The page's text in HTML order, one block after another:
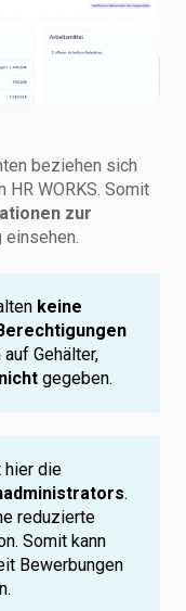
beziehen sich
WORKS. Somit
zur
einsehen.
keine
Gehälter,
nicht gegeben.
hier die
.
reduzierte
Somit kann
Bewerbungen